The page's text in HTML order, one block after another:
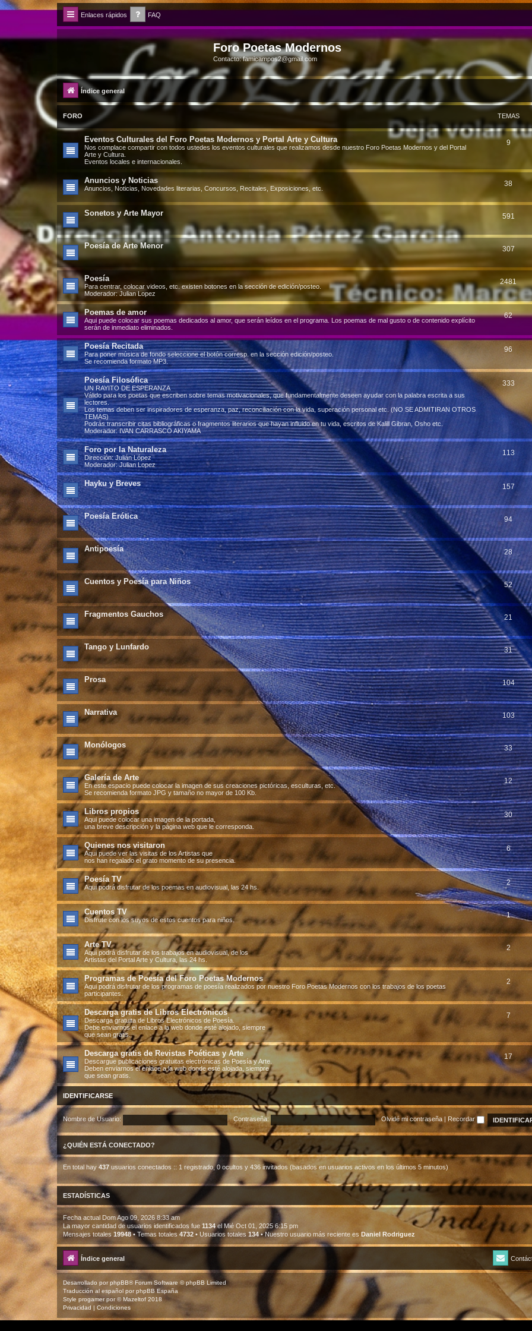
Enlaces rápidos FAQ
Foro Poetas Modernos
Contacto: famicampos2@gmail.com
Índice general
FORO TEMAS
Eventos Culturales del Foro Poetas Modernos y Portal Arte y Cultura
Nos complace compartir con todos ustedes los eventos culturales que realizamos desde nuestro Foro Poetas Modernos y del Portal
Arte y Cultura.
Eventos locales e internacionales.
9
Anuncios y Noticias
Anuncios, Noticias, Novedades literarias, Concursos, Recitales, Exposiciones, etc.
38
Sonetos y Arte Mayor 591
Poesía de Arte Menor 307
Poesía
Para centrar, colocar videos, etc. existen botones en la sección de edición/posteo.
Moderador: Julian Lopez
2481
Poemas de amor
Aqui puede colocar sus poemas dedicados al amor, que serán leídos en el programa. Los poemas de mal gusto o de contenido explí­cito
serán de inmediato eliminados.
62
Poesía Recitada
Para poner música de fondo seleccione el botón corresp. en la sección edición/posteo.
Se recomienda formato MP3.
96
Poesía Filosófica
UN RAYITO DE ESPERANZA
Válido para los poetas que escriben sobre temas motivacionales, que fundamentalmente deseen ayudar con la palabra escrita a sus
lectores.
Los temas deben ser inspiradores de esperanza, paz, reconciliación con la vida, superación personal etc. (NO SE ADMITIRAN OTROS
TEMAS)
Podrás transcribir citas bibliográficas o fragmentos literarios que hayan influido en tu vida, escritos de Kalill Gibran, Osho etc.
Moderador: IVAN CARRASCO AKIYAMA
333
Foro por la Naturaleza
Dirección: Julián López
Moderador: Julian Lopez
113
Hayku y Breves 157
Poesía Erótica 94
Antipoesía 28
Cuentos y Poesía para Niños 52
Fragmentos Gauchos 21
Tango y Lunfardo 31
Prosa 104
Narrativa 103
Monólogos 33
Galería de Arte
En este espacio puede colocar la imagen de sus creaciones pictóricas, esculturas, etc.
Se recomienda formato JPG y tamaño no mayor de 100 Kb.
12
Libros propios
Aqui puede colocar una imagen de la portada,
una breve descripción y la página web que le corresponda.
30
Quienes nos visitaron
Aqui puede ver las visitas de los Artistas que
nos han regalado el grato momento de su presencia.
6
Poesía TV
Aqui podrá disfrutar de los poemas en audiovisual, las 24 hs.
2
Cuentos TV
Disfrute con los suyos de estos cuentos para niños.
1
Arte TV
Aqui podrá disfrutar de los trabajos en audiovisual, de los
Artistas del Portal Arte y Cultura, las 24 hs.
2
Programas de Poesía del Foro Poetas Modernos
Aqui podrá disfrutar de los programas de poesía realizados por nuestro Foro Poetas Modernos con los trabajos de los poetas
participantes.
2
Descarga gratis de Libros Electrónicos
Descarga gratuita de Libros Electrónicos de Poesía.
Debe enviarnos el enlace a la web donde esté alojado, siempre
que sean gratis.
7
Descarga gratis de Revistas Poéticas y Arte
Descargue publicaciones gratuitas electrónicas de Poesía y Arte.
Deben enviarnos el enlace a la web donde esté alojada, siempre
que sean gratis.
17
IDENTIFICARSE
Nombre de Usuario: Contraseña: Olvidé mi contraseña Recordar
¿QUIÉN ESTÁ CONECTADO?
En total hay 437 usuarios conectados :: 1 registrado, 0 ocultos y 436 invitados (basados en usuarios activos en los últimos 5 minutos)
ESTADÍSTICAS
Fecha actual Dom Ago 09, 2026 8:33 am
La mayor cantidad de usuarios identificados fue 1134el Mié Oct 01, 2025 6:15 pm
Mensajes totales 19948• Temas totales 4732 • Usuarios totales 134• Nuestro usuario más reciente es Daniel Rodriguez
Índice general
Desarrollado porphpBB® Forum Software © phpBB Limited
Traducción al español porphpBB España
Style progamerpor ©Mazeltof 2018
Privacidad | Condiciones